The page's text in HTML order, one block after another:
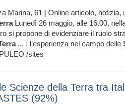
Marina, 61 | Online articolo,
Lunedì 26 maggio, alle 16.00,
si propone di evidenziare il ruolo
... : l’esperienza nel campo delle
/sites
Scienze della Terra tra
(92%)